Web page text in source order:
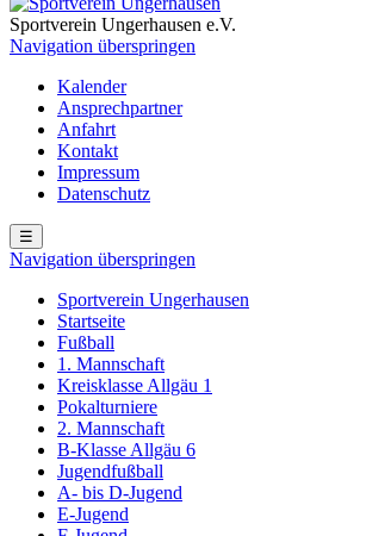
Sportverein Ungerhausen e.V.
Navigation überspringen
Kalender
Ansprechpartner
Anfahrt
Kontakt
Impressum
Datenschutz
☰
Navigation überspringen
Sportverein Ungerhausen
Startseite
Fußball
1. Mannschaft
Kreisklasse Allgäu 1
Pokalturniere
2. Mannschaft
B-Klasse Allgäu 6
Jugendfußball
A- bis D-Jugend
E-Jugend